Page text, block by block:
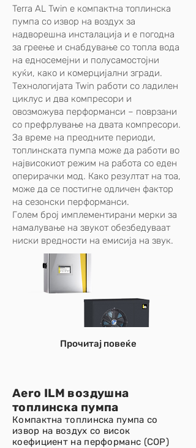
Terra AL Twin е компактна топлинска
пумпа со извор на воздух за
надворешна инсталација и е погодна
за греење и снабдување со топла вода
на едносемејни и полусамостојни
куќи, како и комерцијални згради.
Технологијата Twin работи со ладилен
циклус и два компресори и
овозможува перформанси – поврзани
со префрлување на двата компресори.
За време на преодните периоди,
топлинската пумпа може да работи во
највисокиот режим на работа со еден
оперирачки мод. Како резултат на тоа,
може да се постигне одличен фактор
на сезонски перформанси.
Голем број имплементирани мерки за
намалување на звукот обезбедуваат
ниски вредности на емисија на звук.
Прочитај повеќе
Aero ILM воздушна
топлинска пумпа
Компактна топлинска пумпа со
извор на воздух со висок
коефициент на перформанс (COP)